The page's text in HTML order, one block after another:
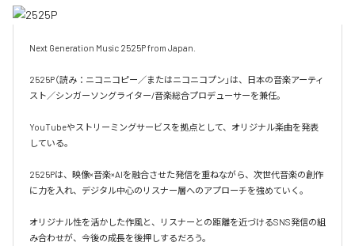
Next Generation Music 2525P from Japan.
2525P（読み：ニコニコピー／またはニコニコプン」は、日本の音楽アーティ
スト／シンガーソングライター/音楽総合プロデューサーを兼任。
YouTubeやストリーミングサービスを拠点として、オリジナル楽曲を発表
している。
2525Pは、映像×音楽×AIを融合させた発信を重ねながら、次世代音楽の創作
に力を入れ、デジタル中心のリスナー層へのアプローチを強めていく。
オリジナル性を活かした作風と、リスナーとの距離を近づけるSNS発信の組
み合わせが、今後の成長を後押しするだろう。